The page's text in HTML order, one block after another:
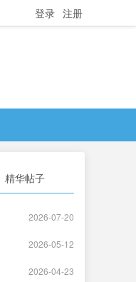
登录 注册
精华帖子
2026-07-20
2026-05-12
2026-04-23